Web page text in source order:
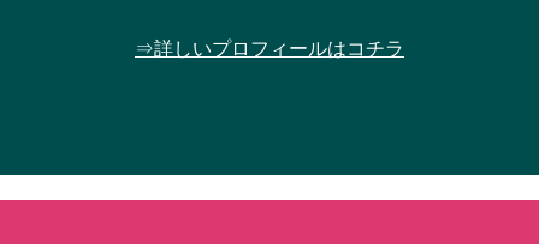
⇒詳しいプロフィールはコチラ